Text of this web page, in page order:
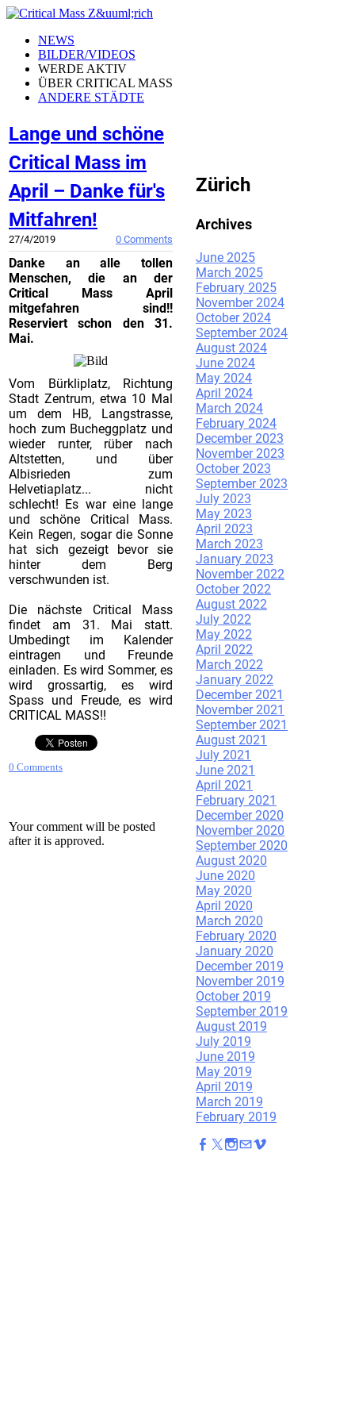
NEWS
BILDER/VIDEOS
WERDE AKTIV
ÜBER CRITICAL MASS
ANDERE STÄDTE
Lange und schöne
Critical Mass im
April – Danke für's
Mitfahren!
27/4/2019 0 Comments
Danke an alle tollen
Menschen, die an der
Critical Mass April
mitgefahren sind!!
Reserviert schon den 31.
Mai.
Vom Bürkliplatz, Richtung
Stadt Zentrum, etwa 10 Mal
um dem HB, Langstrasse,
hoch zum Bucheggplatz und
wieder runter, rüber nach
Altstetten, und über
Albisrieden zum
Helvetiaplatz... nicht
schlecht! Es war eine lange
und schöne Critical Mass.
Kein Regen, sogar die Sonne
hat sich gezeigt bevor sie
hinter dem Berg
verschwunden ist.
Die nächste Critical Mass
findet am 31. Mai statt.
Umbedingt im Kalender
eintragen und Freunde
einladen. Es wird Sommer, es
wird grossartig, es wird
Spass und Freude, es wird
CRITICAL MASS!!
0 Comments
Your comment will be posted
after it is approved.
Zürich
Archives
June 2025
March 2025
February 2025
November 2024
October 2024
September 2024
August 2024
June 2024
May 2024
April 2024
March 2024
February 2024
December 2023
November 2023
October 2023
September 2023
July 2023
May 2023
April 2023
March 2023
January 2023
November 2022
October 2022
August 2022
July 2022
May 2022
April 2022
March 2022
January 2022
December 2021
November 2021
September 2021
August 2021
July 2021
June 2021
April 2021
February 2021
December 2020
November 2020
September 2020
August 2020
June 2020
May 2020
April 2020
March 2020
February 2020
January 2020
December 2019
November 2019
October 2019
September 2019
August 2019
July 2019
June 2019
May 2019
April 2019
March 2019
February 2019